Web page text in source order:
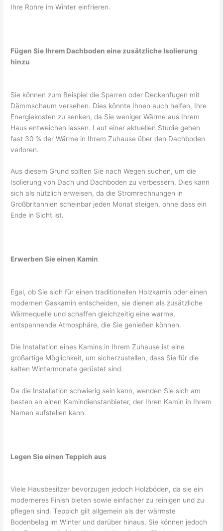
Ihre Rohre im Winter einfrieren.
Fügen Sie Ihrem Dachboden eine zusätzliche Isolierung
hinzu
Sie können zum Beispiel die Sparren oder Deckenfugen mit
Dämmschaum versehen. Dies könnte Ihnen auch helfen, Ihre
Energiekosten zu senken, da Sie weniger Wärme aus Ihrem
Haus entweichen lassen. Laut einer aktuellen Studie gehen
fast 30 % der Wärme in Ihrem Zuhause über den Dachboden
verloren.
Aus diesem Grund sollten Sie nach Wegen suchen, um die
Isolierung von Dach und Dachboden zu verbessern. Dies kann
sich als nützlich erweisen, da die Stromrechnungen in
Großbritannien scheinbar jeden Monat steigen, ohne dass ein
Ende in Sicht ist.
Erwerben Sie einen Kamin
Egal, ob Sie sich für einen traditionellen Holzkamin oder einen
modernen Gaskamin entscheiden, sie dienen als zusätzliche
Wärmequelle und schaffen gleichzeitig eine warme,
entspannende Atmosphäre, die Sie genießen können.
Die Installation eines Kamins in Ihrem Zuhause ist eine
großartige Möglichkeit, um sicherzustellen, dass Sie für die
kalten Wintermonate gerüstet sind.
Da die Installation schwierig sein kann, wenden Sie sich am
besten an einen Kamindienstanbieter, der Ihren Kamin in Ihrem
Namen aufstellen kann.
Legen Sie einen Teppich aus
Viele Hausbesitzer bevorzugen jedoch Holzböden, da sie ein
moderneres Finish bieten sowie einfacher zu reinigen und zu
pflegen sind. Teppich gilt allgemein als der wärmste
Bodenbelag im Winter und darüber hinaus. Sie können jedoch